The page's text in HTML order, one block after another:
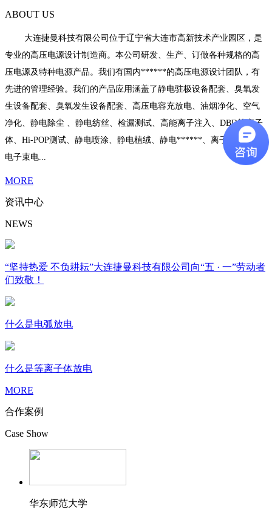
ABOUT US
大连捷曼科技有限公司位于辽宁省大连市高新技术产业园区，是
专业的高压电源设计制造商。本公司研发、生产、订做各种规格的高
压电源及特种电源产品。我们有国内******的高压电源设计团队，有
先进的管理经验。我们的产品应用涵盖了静电驻极设备配套、臭氧发
生设备配套、臭氧发生设备配套、高压电容充放电、油烟净化、空气
净化、静电除尘 、静电纺丝、检漏测试、高能离子注入、DBD等离子
体、Hi-POP测试、静电喷涂、静电植绒、静电******、离子束电源、
电子束电...
MORE
资讯中心
NEWS
“坚持热爱 不负耕耘”大连捷曼科技有限公司向“五 · 一”劳动者
们致敬！
什么是电弧放电
什么是等离子体放电
MORE
合作案例
Case Show
华东师范大学